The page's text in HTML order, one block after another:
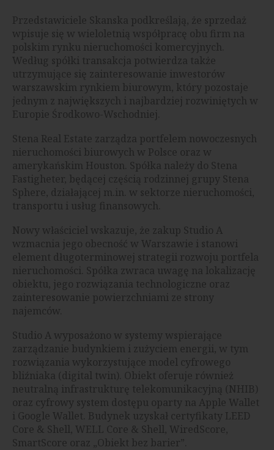
Przedstawiciele Skanska podkreślają, że sprzedaż
wpisuje się w wieloletnią współpracę obu firm na
polskim rynku nieruchomości komercyjnych.
Według spółki transakcja potwierdza także
utrzymujące się zainteresowanie inwestorów
warszawskim rynkiem biurowym, który pozostaje
jednym z największych i najbardziej rozwiniętych w
Europie Środkowo-Wschodniej.
Stena Real Estate zarządza portfelem nowoczesnych
nieruchomości biurowych w Polsce oraz w
amerykańskim Houston. Spółka należy do Stena
Fastigheter, będącej częścią rodzinnej grupy Stena
Sphere, działającej m.in. w sektorze nieruchomości,
transportu i usług finansowych.
Nowy właściciel wskazuje, że zakup Studio A
wzmacnia jego obecność w Warszawie i stanowi
element długoterminowej strategii rozwoju portfela
nieruchomości. Spółka zwraca uwagę na lokalizację
obiektu, jego rozwiązania technologiczne oraz
zainteresowanie powierzchniami ze strony
najemców.
Studio A wyposażono w systemy wspierające
zarządzanie budynkiem i zużyciem energii, w tym
rozwiązania wykorzystujące model cyfrowego
bliźniaka (digital twin). Obiekt oferuje również
neutralną infrastrukturę telekomunikacyjną (NHIB)
oraz cyfrowy system dostępu oparty na Apple Wallet
i Google Wallet. Budynek uzyskał certyfikaty LEED
Core & Shell, WELL Core & Shell, WiredScore,
SmartScore oraz „Obiekt bez barier”.